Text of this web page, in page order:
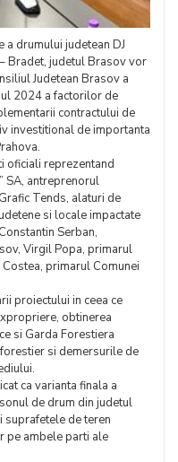
drumului judetean DJ
Bradet, judetul Brasov vor
Judetean Brasov a
2024 a factorilor de
contractului de
investitional de importanta
oficiali reprezentand
SA, antreprenorul
Tends, alaturi de
si locale impactate
Serban,
Virgil Popa, primarul
primarul Comunei
proiectului in ceea ce
obtinerea
si Garda Forestiera
si demersurile de
ca varianta finala a
de drum din judetul
suprafetele de teren
pe ambele parti ale